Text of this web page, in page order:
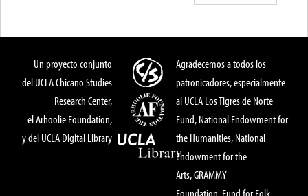
Un proyecto conjunto
del UCLA Chicano Studies
Research Center,
el Arhoolie Foundation,
y del UCLA Digital Library
Agradecemos a todos los
patronicadores, especialmente
al UCLA Los Tigres de Norte
Fund, National Endowment for
the Humanities, National
Endowment for the
Arts, GRAMMY